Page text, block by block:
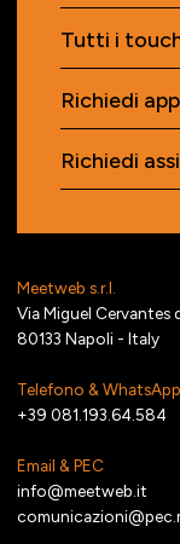
Meetweb s.r.l.
Via Miguel Cervantes
80133 Napoli - Italy
Telefono & WhatsApp
+39 081.193.64.584
Email & PEC
info@meetweb.it
Tutti i
Richiedi
Richiedi